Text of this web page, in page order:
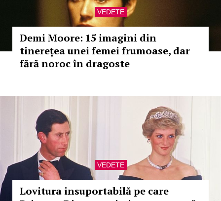
VEDETE
Demi Moore: 15 imagini din
tinerețea unei femei frumoase, dar
fără noroc în dragoste
VEDETE
Lovitura insuportabilă pe care